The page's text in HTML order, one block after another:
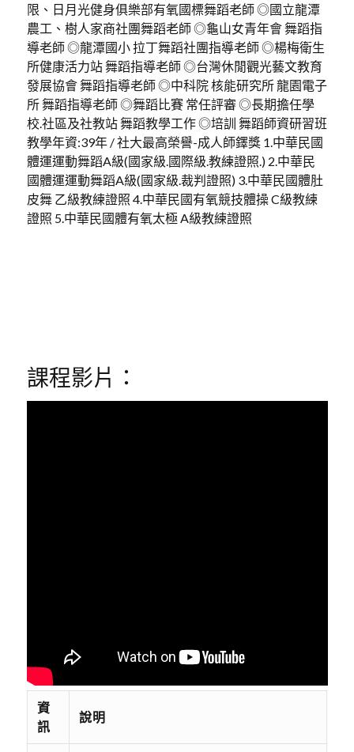
限、日月光健身俱樂部有氧國標舞蹈老師 ◎國立龍潭
農工、樹人家商社團舞蹈老師 ◎龜山女青年會 舞蹈指
導老師 ◎龍潭國小 拉丁舞蹈社團指導老師 ◎楊梅衛生
所健康活力站 舞蹈指導老師 ◎台灣休閒觀光藝文教育
發展協會 舞蹈指導老師 ◎中科院 核能研究所 龍園電子
所 舞蹈指導老師 ◎舞蹈比賽 常任評審 ◎長期擔任學
校.社區及社教站 舞蹈教學工作 ◎培訓 舞蹈師資研習班
教學年資:39年 / 社大最高榮譽-成人師鐸獎 1.中華民國
體運運動舞蹈A級(國家級.國際級.教練證照.) 2.中華民
國體運運動舞蹈A級(國家級.裁判證照) 3.中華民國體肚
皮舞 乙級教練證照 4.中華民國有氧競技體操 C級教練
證照 5.中華民國體有氧太極 A級教練證照
課程影片：
資
訊
說明